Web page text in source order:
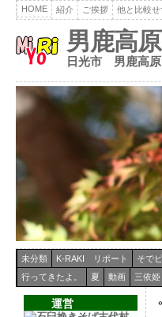
HOME 紹介 ご挨拶 他と比較せ
男鹿高
日光市 男鹿高
未分類 K-RAKI リポート そで
行ってきたよ。
夏 動画 三依姫
運営